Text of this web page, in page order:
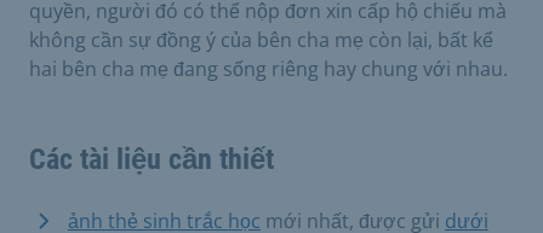
quyền, người đó có thể nộp đơn xin cấp hộ chiếu mà
không cần sự đồng ý của bên cha mẹ còn lại, bất kể
hai bên cha mẹ đang sống riêng hay chung với nhau.
Các tài liệu cần thiết
ảnh thẻ sinh trắc học mới nhất, được gửi dưới